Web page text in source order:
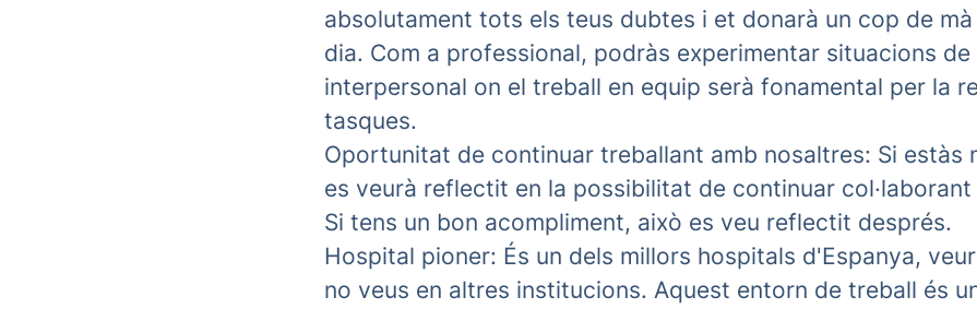
absolutament tots els teus dubtes i et donarà un cop de
dia. Com a professional, podràs experimentar situacions
interpersonal on el treball en equip serà fonamental per la
tasques.
Oportunitat de continuar treballant amb nosaltres: Si estàs
es veurà reflectit en la possibilitat de continuar
Si tens un bon acompliment, això es veu reflectit després.
Hospital pioner: És un dels millors hospitals d'Espanya,
no veus en altres institucions. Aquest entorn de treball és